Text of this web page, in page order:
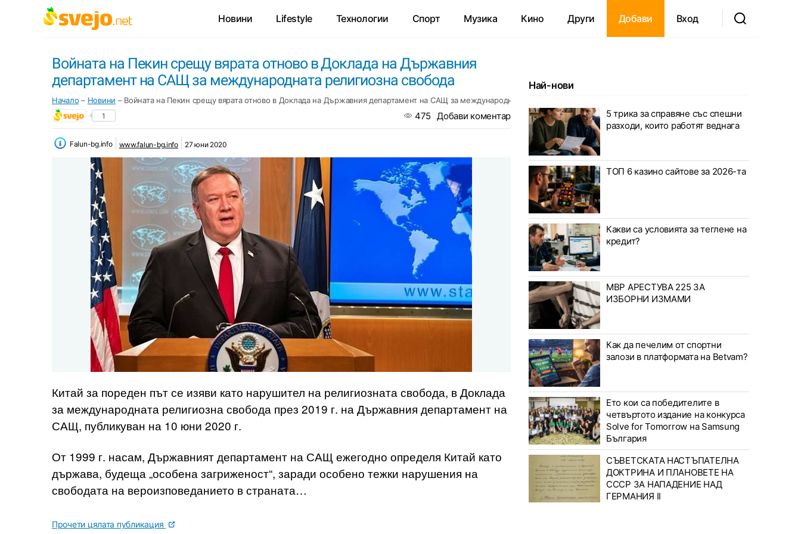
Новини Lifestyle Технологии Спорт Музика Кино Други Добави Вход
Войната на Пекин срещу вярата отново в Доклада на Държавния
департамент на САЩ за международната религиозна свобода
Начало – Новини – Войната на Пекин срещу вярата отново в Доклада на Държавния департамент на САЩ за международната религиозна свобода
1 475 Добави коментар
Falun-bg.info www.falun-bg.info 27 юни 2020
Китай за пореден път се изяви като нарушител на религиозната свобода, в Доклада
за международната религиозна свобода през 2019 г. на Държавния департамент на
САЩ, публикуван на 10 юни 2020 г.
От 1999 г. насам, Държавният департамент на САЩ ежегодно определя Китай като
държава, будеща „особена загриженост“, заради особено тежки нарушения на
свободата на вероизповеданието в страната…
Прочети цялата публикация
Най-нови
5 трика за справяне със спешни
разходи, които работят веднага
ТОП 6 казино сайтове за 2026-та
Какви са условията за теглене на
кредит?
МВР АРЕСТУВА 225 ЗА
ИЗБОРНИ ИЗМАМИ
Как да печелим от спортни
залози в платформата на Betvam?
Ето кои са победителите в
четвъртото издание на конкурса
Solve for Tomorrow на Samsung
България
СЪВЕТСКАТА НАСТЪПАТЕЛНА
ДОКТРИНА И ПЛАНОВЕТЕ НА
СССР ЗА НАПАДЕНИЕ НАД
ГЕРМАНИЯ II